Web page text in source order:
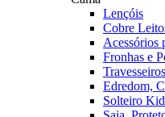
Lençóis
Cobre
Acessórios
Fronhas e
Travesseiros
Edredom,
Solteiro